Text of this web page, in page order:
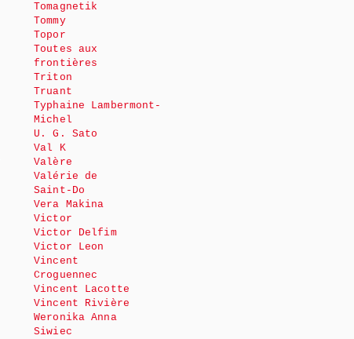
Tomagnetik
Tommy
Topor
Toutes aux
frontières
Triton
Truant
Typhaine Lambermont-
Michel
U. G. Sato
Val K
Valère
Valérie de
Saint-Do
Vera Makina
Victor
Victor Delfim
Victor Leon
Vincent
Croguennec
Vincent Lacotte
Vincent Rivière
Weronika Anna
Siwiec